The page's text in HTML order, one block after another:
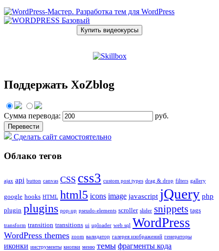
Купить видеокурсы
Поддержать XoZblog
Сумма перевода: руб.
Сделать сайт самостоятельно
Облако тегов
ajax api button canvas CSS css3 custom post types drag & drop filters gallery
google hooks HTML html5 icons image javascript jQuery php
plugin plugins pop-up pseudo-elements scroller slider snippets tags
transform transition transitions ui uploader web sql WordPress
WordPress themes zoom валидатор галерея изображений генераторы
иконки инструменты кнопки меню темы фрагменты кода